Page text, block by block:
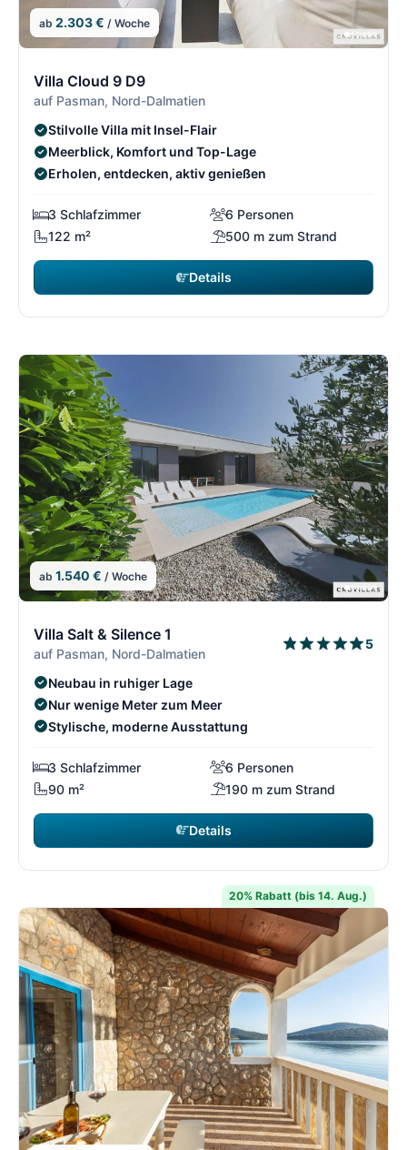
ab 2.303 € / Woche
Villa Cloud 9 D9
auf Pasman, Nord-Dalmatien
Stilvolle Villa mit Insel-Flair
Meerblick, Komfort und Top-Lage
Erholen, entdecken, aktiv genießen
3 Schlafzimmer
6 Personen
122 m²
500 m zum Strand
Details
ab 1.540 € / Woche
Villa Salt & Silence 1
auf Pasman, Nord-Dalmatien
5
Neubau in ruhiger Lage
Nur wenige Meter zum Meer
Stylische, moderne Ausstattung
3 Schlafzimmer
6 Personen
90 m²
190 m zum Strand
Details
20% Rabatt (bis 14. Aug.)